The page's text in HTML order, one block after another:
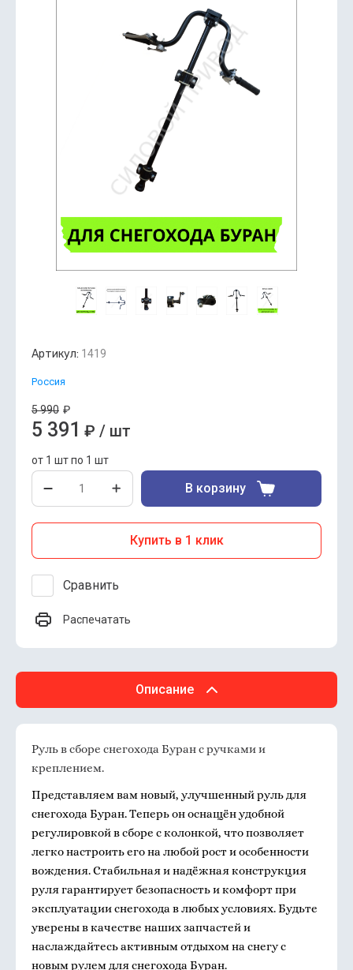
Артикул: 1419
Россия
5 990 ₽
5 391 ₽ / шт
от 1 шт по 1 шт
В корзину
Купить в 1 клик
Сравнить
Распечатать
Описание
Руль в сборе снегохода Буран с ручками и
креплением.
Представляем вам новый, улучшенный руль для
снегохода Буран. Теперь он оснащён удобной
регулировкой в сборе с колонкой, что позволяет
легко настроить его на любой рост и особенности
вождения. Стабильная и надёжная конструкция
руля гарантирует безопасность и комфорт при
эксплуатации снегохода в любых условиях. Будьте
уверены в качестве наших запчастей и
наслаждайтесь активным отдыхом на снегу с
новым рулем для снегохода Буран.